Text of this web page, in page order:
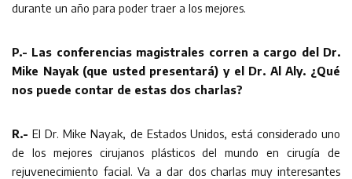
durante un año para poder traer a los mejores.
P.- Las conferencias magistrales corren a cargo del Dr.
Mike Nayak (que usted presentará) y el Dr. Al Aly. ¿Qué
nos puede contar de estas dos charlas?
R.-El Dr. Mike Nayak, de Estados Unidos, está considerado uno
de los mejores cirujanos plásticos del mundo en cirugía de
rejuvenecimiento facial. Va a dar dos charlas muy interesantes